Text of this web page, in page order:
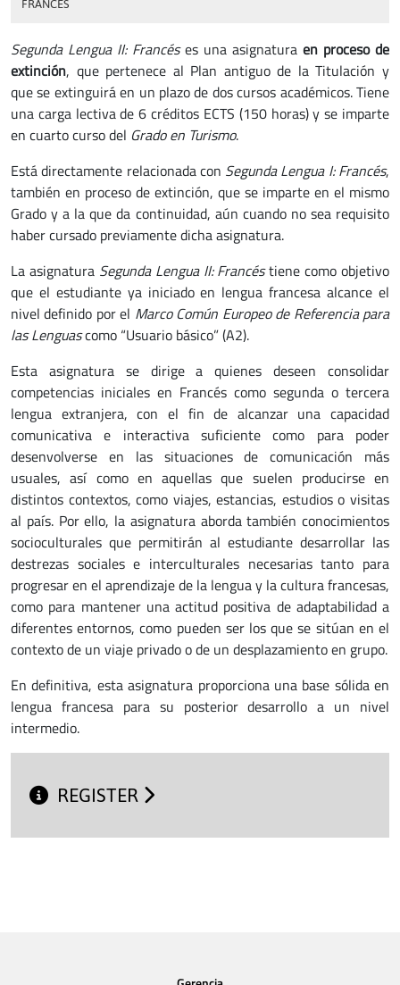
FRANCÉS
Segunda Lengua II: Francéses una asignatura en proceso de
extinción, que pertenece al Plan antiguo de la Titulación y
que se extinguirá en un plazo de dos cursos académicos. Tiene
una carga lectiva de 6 créditos ECTS (150 horas) y se imparte
en cuarto curso del Grado en Turismo.
Está directamente relacionada con Segunda Lengua I: Francés,
también en proceso de extinción, que se imparte en el mismo
Grado y a la que da continuidad, aún cuando no sea requisito
haber cursado previamente dicha asignatura.
La asignatura Segunda Lengua II: Francéstiene como objetivo
que el estudiante ya iniciado en lengua francesa alcance el
nivel definido por el Marco Común Europeode Referencia para
las Lenguascomo “Usuario básico” (A2).
Esta asignatura se dirige a quienes deseen consolidar
competencias iniciales en Francés como segunda o tercera
lengua extranjera, con el fin de alcanzar una capacidad
comunicativa e interactiva suficiente como para poder
desenvolverse en las situaciones de comunicación más
usuales, así como en aquellas que suelen producirse en
distintos contextos, como viajes, estancias, estudios o visitas
al país. Por ello, la asignatura aborda también conocimientos
socioculturales que permitirán al estudiante desarrollar las
destrezas sociales e interculturales necesarias tanto para
progresar en el aprendizaje de la lengua y la cultura francesas,
como para mantener una actitud positiva de adaptabilidad a
diferentes entornos, como pueden ser los que se sitúan en el
contexto de un viaje privado o de un desplazamiento en grupo.
En definitiva, esta asignatura proporciona una base sólida en
lengua francesa para su posterior desarrollo a un nivel
intermedio.
REGISTER